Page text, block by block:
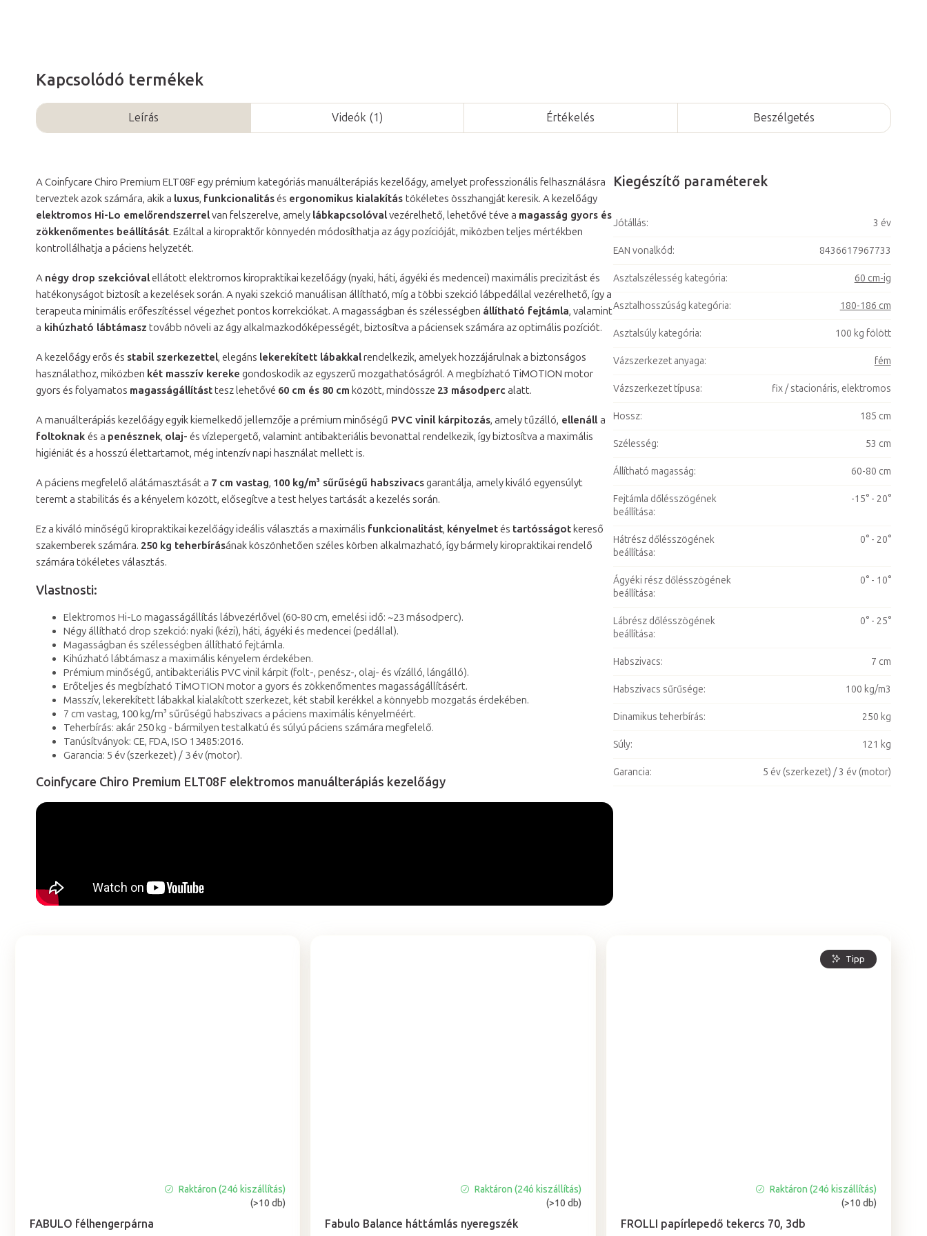
Kapcsolódó termékek
FABULO félhengerpárna
átlagos
Raktáron (24ó kiszállítás)
(>10 db)
Fabulo Balance háttámlás nyeregszék
átlagos
Raktáron (24ó kiszállítás)
(>10 db)
Tipp
FROLLI papírlepedő tekercs 70, 3db
átlagos
Raktáron (24ó kiszállítás)
(>10 db)
Leírás Videók (1) Értékelés Beszélgetés
A Coinfycare Chiro Premium ELT08F egy prémium kategóriás manuálterápiás kezelőágy, amelyet professzionális felhasználásra
terveztek azok számára, akik a luxus, funkcionalitásés ergonomikus kialakítás tökéletes összhangját keresik. A kezelőágy
elektromos Hi-Lo emelőrendszerrelvan felszerelve, amely lábkapcsolóvalvezérelhető, lehetővé téve a magasság gyors és
zökkenőmentes beállítását. Ezáltal a kiropraktőr könnyedén módosíthatja az ágy pozícióját, miközben teljes mértékben
kontrollálhatja a páciens helyzetét.
A négy drop szekcióvalellátott elektromos kiropraktikai kezelőágy (nyaki, háti, ágyéki és medencei) maximális precizitást és
hatékonyságot biztosít a kezelések során. A nyaki szekció manuálisan állítható, míg a többi szekció lábpedállal vezérelhető, így a
terapeuta minimális erőfeszítéssel végezhet pontos korrekciókat. A magasságban és szélességben állítható fejtámla, valamint
a kihúzható lábtámasz tovább növeli az ágy alkalmazkodóképességét, biztosítva a páciensek számára az optimális pozíciót.
A kezelőágy erős és stabil szerkezettel, elegáns lekerekített lábakkalrendelkezik, amelyek hozzájárulnak a biztonságos
használathoz, miközben két masszív kereke gondoskodik az egyszerű mozgathatóságról. A megbízható TiMOTION motor
gyors és folyamatos magasságállításttesz lehetővé 60 cm és 80 cm között, mindössze 23 másodperc alatt.
A manuálterápiás kezelőágy egyik kiemelkedő jellemzője a prémium minőségű PVC vinil kárpitozás, amely tűzálló, ellenáll a
foltoknak és a penésznek, olaj- és vízlepergető, valamint antibakteriális bevonattal rendelkezik, így biztosítva a maximális
higiéniát és a hosszú élettartamot, még intenzív napi használat mellett is.
A páciens megfelelő alátámasztását a 7 cm vastag, 100 kg/m³ sűrűségű habszivacsgarantálja, amely kiváló egyensúlyt
teremt a stabilitás és a kényelem között, elősegítve a test helyes tartását a kezelés során.
Ez a kiváló minőségű kiropraktikai kezelőágy ideális választás a maximális funkcionalitást, kényelmetés tartósságot kereső
szakemberek számára. 250 kg teherbírásának köszönhetően széles körben alkalmazható, így bármely kiropraktikai rendelő
számára tökéletes választás.
Vlastnosti:
Elektromos Hi-Lo magasságállítás lábvezérlővel (60-80 cm, emelési idő: ~23 másodperc).
Négy állítható drop szekció: nyaki (kézi), háti, ágyéki és medencei (pedállal).
Magasságban és szélességben állítható fejtámla.
Kihúzható lábtámasz a maximális kényelem érdekében.
Prémium minőségű, antibakteriális PVC vinil kárpit (folt-, penész-, olaj- és vízálló, lángálló).
Erőteljes és megbízható TiMOTION motor a gyors és zökkenőmentes magasságállításért.
Masszív, lekerekített lábakkal kialakított szerkezet, két stabil kerékkel a könnyebb mozgatás érdekében.
7 cm vastag, 100 kg/m³ sűrűségű habszivacs a páciens maximális kényelméért.
Teherbírás: akár 250 kg - bármilyen testalkatú és súlyú páciens számára megfelelő.
Tanúsítványok: CE, FDA, ISO 13485:2016.
Garancia: 5 év (szerkezet) / 3 év (motor).
Coinfycare Chiro Premium ELT08F elektromos manuálterápiás kezelőágy
Kiegészítő paraméterek
Jótállás: 3 év
EAN vonalkód: 8436617967733
Asztalszélesség kategória: 60 cm-ig
Asztalhosszúság kategória: 180-186 cm
Asztalsúly kategória: 100 kg fölött
Vázszerkezet anyaga: fém
Vázszerkezet típusa: fix / stacionáris, elektromos
Hossz: 185 cm
Szélesség: 53 cm
Állítható magasság: 60-80 cm
Fejtámla dőlésszögének
beállítása:
-15° - 20°
Hátrész dőlésszögének
beállítása:
0° - 20°
Ágyéki rész dőlésszögének
beállítása:
0° - 10°
Lábrész dőlésszögének
beállítása:
0° - 25°
Habszivacs: 7 cm
Habszivacs sűrűsége: 100 kg/m3
Dinamikus teherbírás: 250 kg
Súly: 121 kg
Garancia: 5 év (szerkezet) / 3 év (motor)